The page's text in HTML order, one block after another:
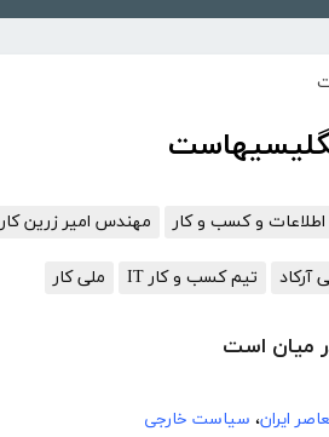
اطلاعات و کسب و کار مهندس امیر زرین کار
آرکاد تیم کسب و کار IT ملی کار
میان است
ایران، سیاست خارجی